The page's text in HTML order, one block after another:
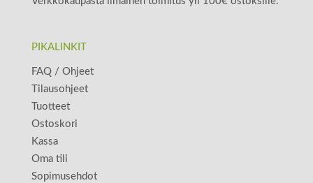
PIKALINKIT
FAQ / Ohjeet
Tilausohjeet
Tuotteet
Ostoskori
Kassa
Oma tili
Sopimusehdot